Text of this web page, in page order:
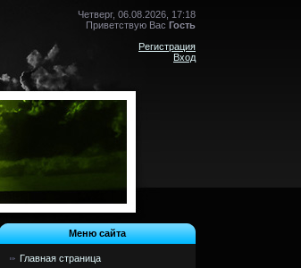
Четверг, 06.08.2026, 17:18
Приветствую Вас Гость
Регистрация
Вход
Меню сайта
Главная страница